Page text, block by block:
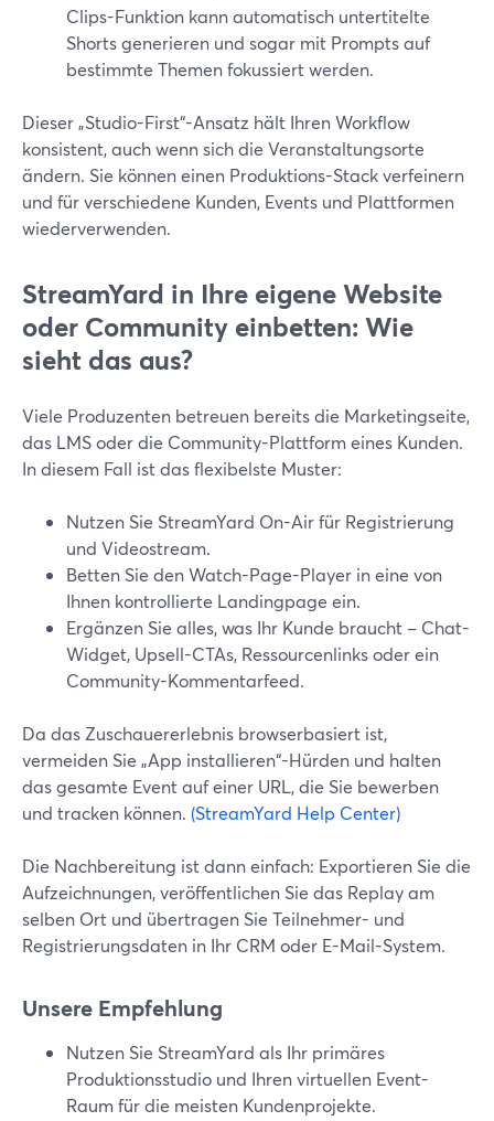
Clips-Funktion kann automatisch untertitelte
Shorts generieren und sogar mit Prompts auf
bestimmte Themen fokussiert werden.
Dieser „Studio-First“-Ansatz hält Ihren Workflow
konsistent, auch wenn sich die Veranstaltungsorte
ändern. Sie können einen Produktions-Stack verfeinern
und für verschiedene Kunden, Events und Plattformen
wiederverwenden.
StreamYard in Ihre eigene Website
oder Community einbetten: Wie
sieht das aus?
Viele Produzenten betreuen bereits die Marketingseite,
das LMS oder die Community-Plattform eines Kunden.
In diesem Fall ist das flexibelste Muster:
Nutzen Sie StreamYard On-Air für Registrierung
und Videostream.
Betten Sie den Watch-Page-Player in eine von
Ihnen kontrollierte Landingpage ein.
Ergänzen Sie alles, was Ihr Kunde braucht – Chat-
Widget, Upsell-CTAs, Ressourcenlinks oder ein
Community-Kommentarfeed.
Da das Zuschauererlebnis browserbasiert ist,
vermeiden Sie „App installieren“-Hürden und halten
das gesamte Event auf einer URL, die Sie bewerben
und tracken können. (StreamYard Help Center)
Die Nachbereitung ist dann einfach: Exportieren Sie die
Aufzeichnungen, veröffentlichen Sie das Replay am
selben Ort und übertragen Sie Teilnehmer- und
Registrierungsdaten in Ihr CRM oder E-Mail-System.
Unsere Empfehlung
Nutzen Sie StreamYard als Ihr primäres
Produktionsstudio und Ihren virtuellen Event-
Raum für die meisten Kundenprojekte.